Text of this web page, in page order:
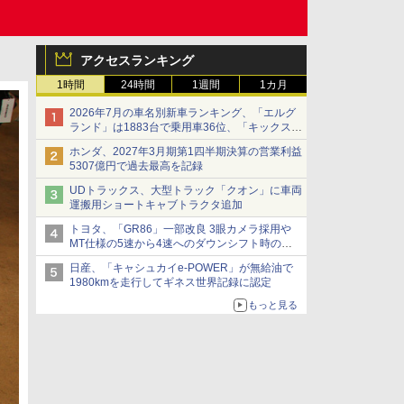
アクセスランキング
1時間 24時間 1週間 1カ月
2026年7月の車名別新車ランキング、「エルグ
ランド」は1883台で乗用車36位、「キックス」
は2591台で27位に
ホンダ、2027年3月期第1四半期決算の営業利益
5307億円で過去最高を記録
UDトラックス、大型トラック「クオン」に車両
運搬用ショートキャブトラクタ追加
トヨタ、「GR86」一部改良 3眼カメラ採用や
MT仕様の5速から4速へのダウンシフト時の操
作性向上など
日産、「キャシュカイe-POWER」が無給油で
1980kmを走行してギネス世界記録に認定
もっと見る